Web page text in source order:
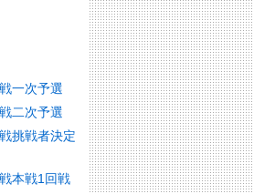
一次予選
二次予選
挑戦者決定
本戦1回戦